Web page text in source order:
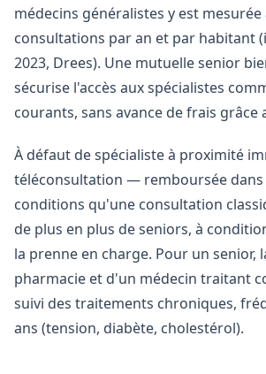
médecins généralistes y est mesurée
consultations par an et par habitant
2023, Drees). Une mutuelle senior
sécurise l'accès aux spécialistes
courants, sans avance de frais grâce
À défaut de spécialiste à proximité
téléconsultation — remboursée dans
conditions qu'une consultation
de plus en plus de seniors, à
la prenne en charge. Pour un senior,
pharmacie et d'un médecin traitant
suivi des traitements chroniques,
ans (tension, diabète, cholestérol).